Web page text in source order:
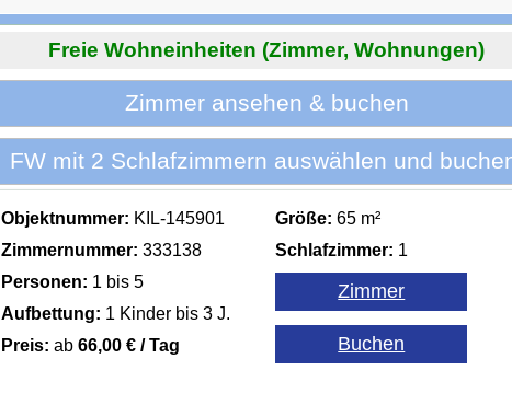
Freie Wohneinheiten (Zimmer, Wohnungen)
Zimmer ansehen & buchen
FW mit 2 Schlafzimmern auswählen und
Objektnummer: KIL-145901
Zimmernummer: 333138
Personen: 1 bis 5
Aufbettung: 1 Kinder bis 3 J.
Preis: ab66,00 € / Tag
Größe: 65 m²
Schlafzimmer: 1